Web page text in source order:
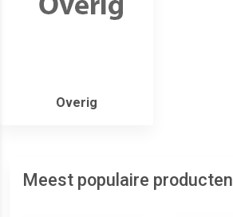
Overig
Meest populaire producten